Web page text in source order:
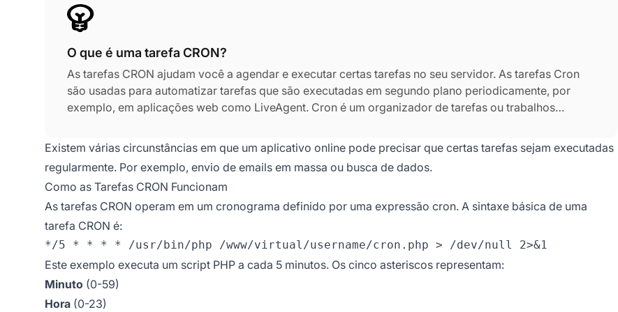
O que é uma tarefa CRON?
As tarefas CRON ajudam você a agendar e executar certas tarefas no seu servidor. As tarefas Cron
são usadas para automatizar tarefas que são executadas em segundo plano periodicamente, por
exemplo, em aplicações web como LiveAgent. Cron é um organizador de tarefas ou trabalhos
Essas tarefas ou trabalhos agendados são chamados de Tarefas Cron.
Existem várias circunstâncias em que um aplicativo online pode precisar que certas tarefas sejam executadas
regularmente. Por exemplo, envio de emails em massa ou busca de dados.
Como as Tarefas CRON Funcionam
As tarefas CRON operam em um cronograma definido por uma expressão cron. A sintaxe básica de uma
tarefa CRON é:
Este exemplo executa um script PHP a cada 5 minutos. Os cinco asteriscos representam:
Minuto (0-59)
Hora (0-23)